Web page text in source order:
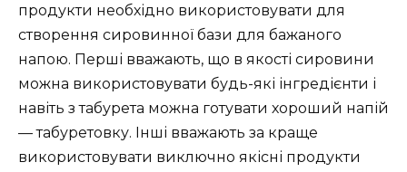
продукти необхідно використовувати для
створення сировинної бази для бажаного
напою. Перші вважають, що в якості сировини
можна використовувати будь-які інгредієнти і
навіть з табурета можна готувати хороший напій
— табуретовку. Інші вважають за краще
використовувати виключно якісні продукти